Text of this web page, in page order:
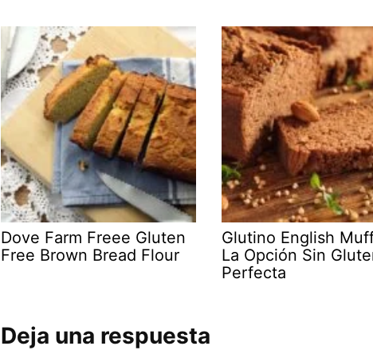
Dove Farm Freee Gluten
Free Brown Bread Flour
Glutino English
La Opción Sin
Perfecta
Deja una respuesta